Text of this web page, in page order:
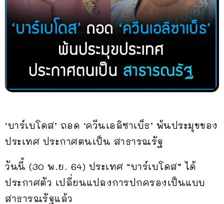
‘บาร์เบโดส’ ถอด ‘ควีนเอลิซาเบ็ธ’ พ้นประมุขของ
ประเทศ ประกาศตนเป็น สาธารณรัฐ
วันนี้ (30 พ.ย. 64) ประเทศ “บาร์เบโดส” ได้
ประกาศตัว เปลี่ยนแปลงการปกครองเป็นแบบ
สาธารณรัฐแล้ว